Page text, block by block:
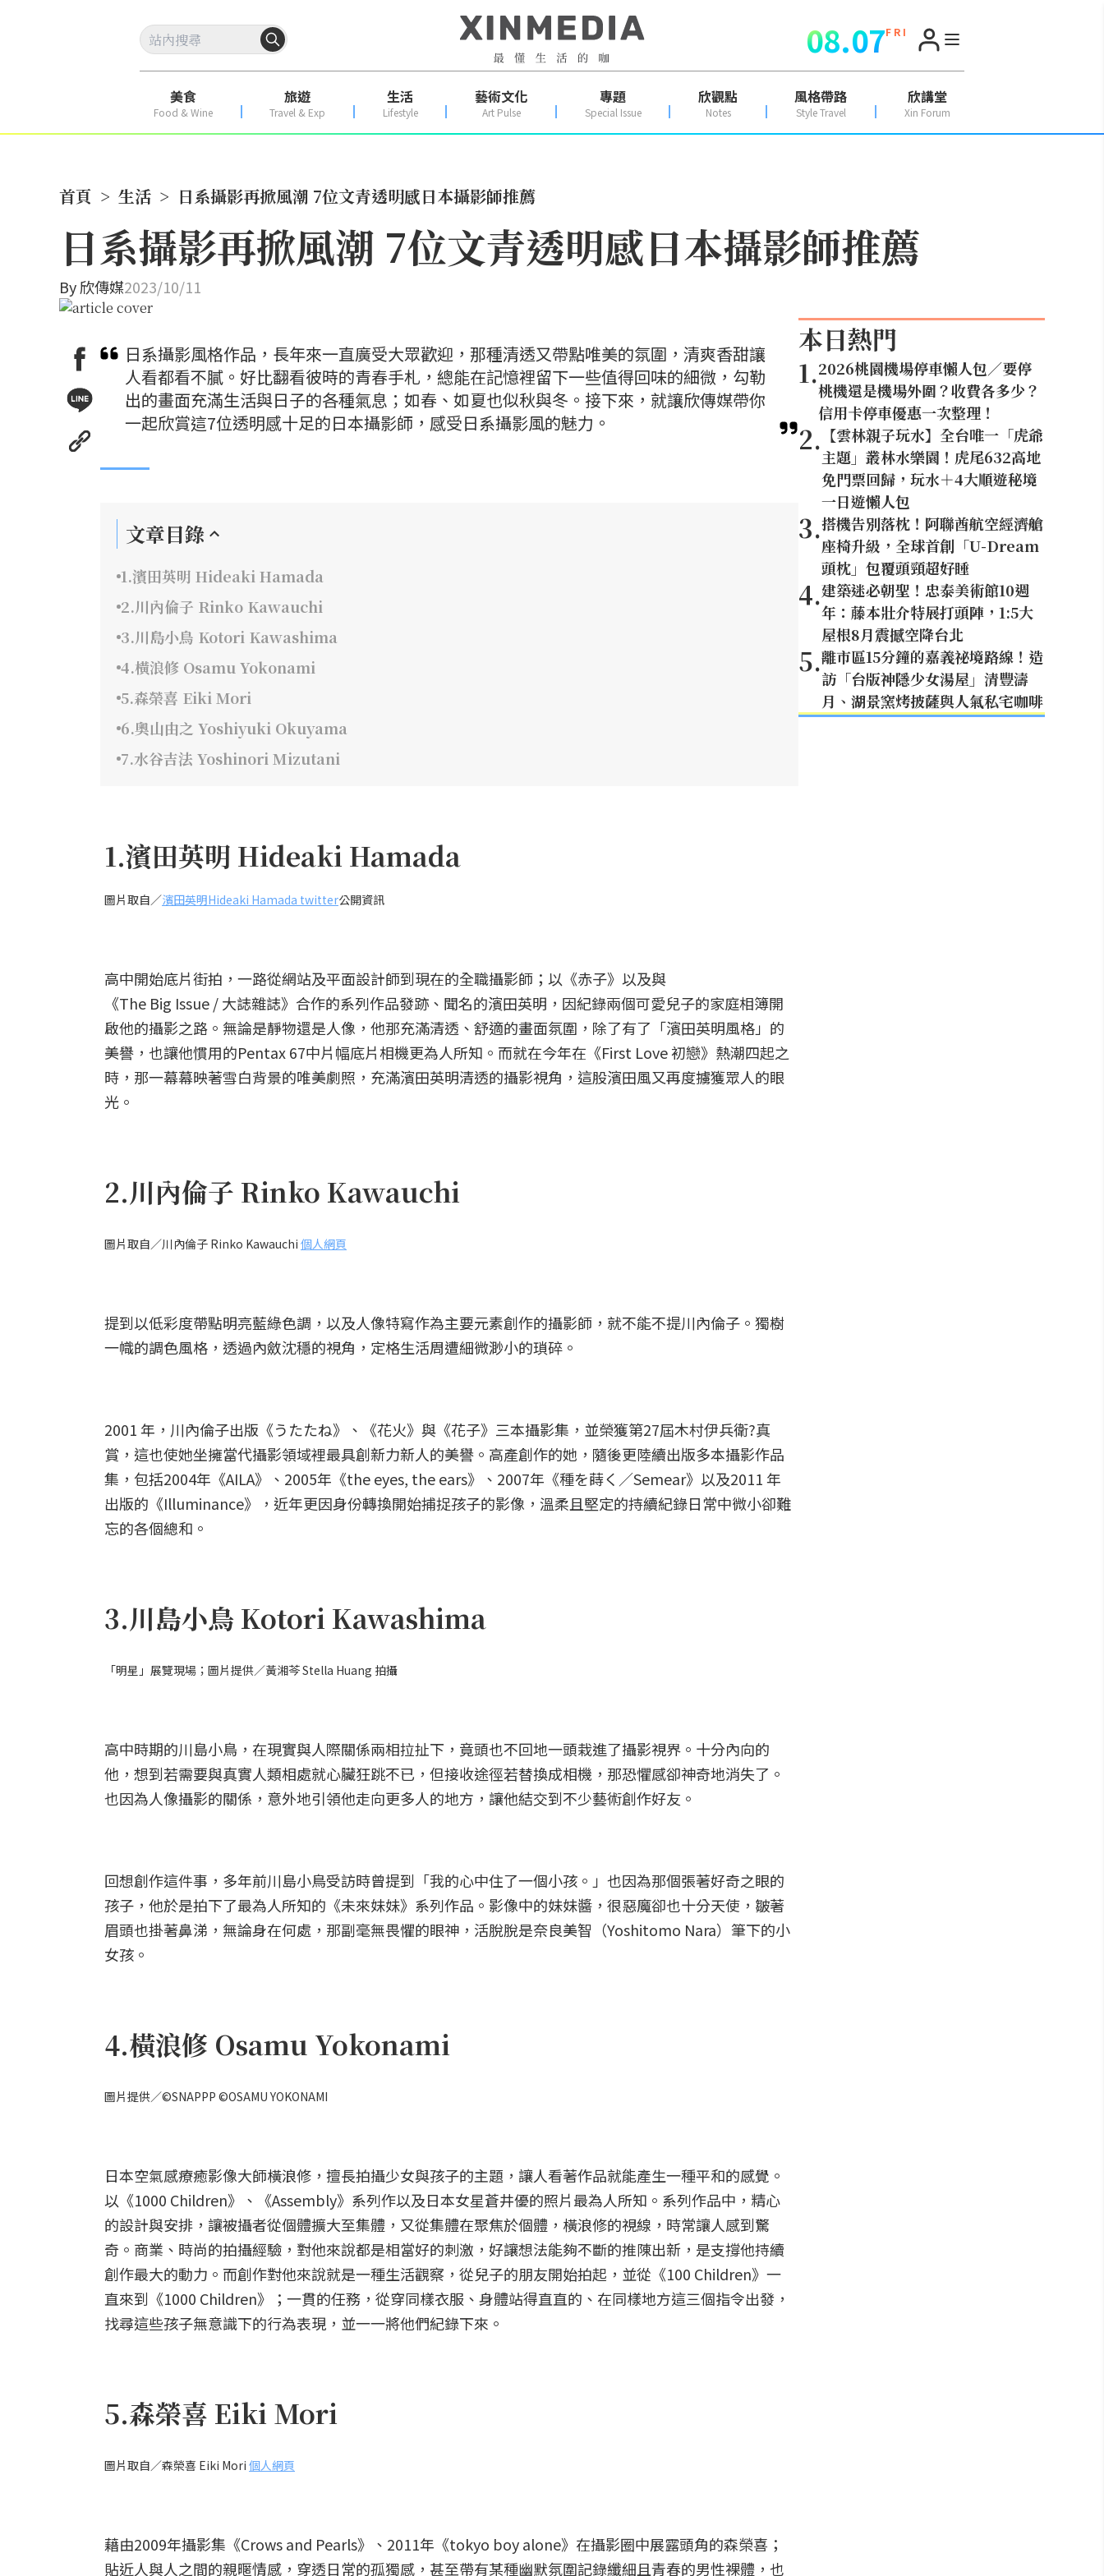
08.07F R I
美食
Food & Wine
旅遊
Travel & Exp
生活
Lifestyle
藝術文化
Art Pulse
專題
Special Issue
欣觀點
Notes
風格帶路
Style Travel
欣講堂
Xin Forum
首頁 > 生活 > 日系攝影再掀風潮 7位文青透明感日本攝影師推薦
日系攝影再掀風潮 7位文青透明感日本攝影師推薦
By欣傳媒2023/10/11
日系攝影風格作品，長年來一直廣受大眾歡迎，那種清透又帶點唯美的氛圍，清爽香甜讓
人看都看不膩。好比翻看彼時的青春手札，總能在記憶裡留下一些值得回味的細微，勾勒
出的畫面充滿生活與日子的各種氣息；如春、如夏也似秋與冬。接下來，就讓欣傳媒帶你
一起欣賞這7位透明感十足的日本攝影師，感受日系攝影風的魅力。
文章目錄
1.濱田英明 Hideaki Hamada
2.川內倫子 Rinko Kawauchi
3.川島小鳥 Kotori Kawashima
4.橫浪修 Osamu Yokonami
5.森榮喜 Eiki Mori
6.奧山由之 Yoshiyuki Okuyama
7.水谷吉法 Yoshinori Mizutani
1.濱田英明 Hideaki Hamada
圖片取自／濱田英明Hideaki Hamada twitter公開資訊
高中開始底片街拍，一路從網站及平面設計師到現在的全職攝影師；以《赤子》以及與
《The Big Issue / 大誌雜誌》合作的系列作品發跡、聞名的濱田英明，因紀錄兩個可愛兒子的家庭相簿開
啟他的攝影之路。無論是靜物還是人像，他那充滿清透、舒適的畫面氛圍，除了有了「濱田英明風格」的
美譽，也讓他慣用的Pentax 67中片幅底片相機更為人所知。而就在今年在《First Love 初戀》熱潮四起之
時，那一幕幕映著雪白背景的唯美劇照，充滿濱田英明清透的攝影視角，這股濱田風又再度擄獲眾人的眼
光。
2.川內倫子 Rinko Kawauchi
圖片取自／川內倫子 Rinko Kawauchi 個人網頁
提到以低彩度帶點明亮藍綠色調，以及人像特寫作為主要元素創作的攝影師，就不能不提川內倫子。獨樹
一幟的調色風格，透過內斂沈穩的視角，定格生活周遭細微渺小的瑣碎。
2001 年，川內倫子出版《うたたね》、《花火》與《花子》三本攝影集，並榮獲第27屆木村伊兵衛?真
賞，這也使她坐擁當代攝影領域裡最具創新力新人的美譽。高產創作的她，隨後更陸續出版多本攝影作品
集，包括2004年《AILA》、2005年《the eyes, the ears》、2007年《種を蒔く／Semear》以及2011 年
出版的《Illuminance》，近年更因身份轉換開始捕捉孩子的影像，溫柔且堅定的持續紀錄日常中微小卻難
忘的各個總和。
3.川島小鳥 Kotori Kawashima
「明星」展覽現場；圖片提供／黃湘芩 Stella Huang 拍攝
高中時期的川島小鳥，在現實與人際關係兩相拉扯下，竟頭也不回地一頭栽進了攝影視界。十分內向的
他，想到若需要與真實人類相處就心臟狂跳不已，但接收途徑若替換成相機，那恐懼感卻神奇地消失了。
也因為人像攝影的關係，意外地引領他走向更多人的地方，讓他結交到不少藝術創作好友。
回想創作這件事，多年前川島小鳥受訪時曾提到「我的心中住了一個小孩。」也因為那個張著好奇之眼的
孩子，他於是拍下了最為人所知的《未來妹妹》系列作品。影像中的妹妹醬，很惡魔卻也十分天使，皺著
眉頭也掛著鼻涕，無論身在何處，那副毫無畏懼的眼神，活脫脫是奈良美智（Yoshitomo Nara）筆下的小
女孩。
4.橫浪修 Osamu Yokonami
圖片提供／©SNAPPP ©OSAMU YOKONAMI
日本空氣感療癒影像大師橫浪修，擅長拍攝少女與孩子的主題，讓人看著作品就能產生一種平和的感覺。
以《1000 Children》、《Assembly》系列作以及日本女星蒼井優的照片最為人所知。系列作品中，精心
的設計與安排，讓被攝者從個體擴大至集體，又從集體在聚焦於個體，橫浪修的視線，時常讓人感到驚
奇。商業、時尚的拍攝經驗，對他來說都是相當好的刺激，好讓想法能夠不斷的推陳出新，是支撐他持續
創作最大的動力。而創作對他來說就是一種生活觀察，從兒子的朋友開始拍起，並從《100 Children》一
直來到《1000 Children》；一貫的任務，從穿同樣衣服、身體站得直直的、在同樣地方這三個指令出發，
找尋這些孩子無意識下的行為表現，並一一將他們紀錄下來。
5.森榮喜 Eiki Mori
圖片取自／森榮喜 Eiki Mori 個人網頁
藉由2009年攝影集《Crows and Pearls》、2011年《tokyo boy alone》在攝影圈中展露頭角的森榮喜；
貼近人與人之間的親暱情感，穿透日常的孤獨感，甚至帶有某種幽默氛圍記錄纖細且青春的男性裸體，也
本日熱門
1.2026桃園機場停車懶人包／要停
桃機還是機場外圍？收費各多少？
信用卡停車優惠一次整理！
2. 【雲林親子玩水】全台唯一「虎爺
主題」叢林水樂園！虎尾632高地
免門票回歸，玩水＋4大順遊秘境
一日遊懶人包
3.搭機告別落枕！阿聯酋航空經濟艙
座椅升級，全球首創「U-Dream
頭枕」包覆頭頸超好睡
4.建築迷必朝聖！忠泰美術館10週
年：藤本壯介特展打頭陣，1:5大
屋根8月震撼空降台北
5.離市區15分鐘的嘉義祕境路線！造
訪「台版神隱少女湯屋」清豐濤
月、湖景窯烤披薩與人氣私宅咖啡